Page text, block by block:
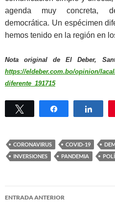
agenda muy concreta,
democrática. Un espécimen
hemos tenido en la región en
Nota original de El Deber,
https://eldeber.com.bo/opinion/
diferente_191715
Twittear Compartir
CORONAVIRUS COVID-19
INVERSIONES
PANDEMIA
Navegación
ENTRADA ANTERIOR